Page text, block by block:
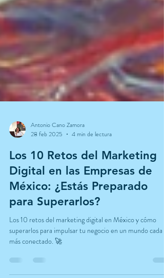
Antonio Cano Zamora
28 feb 2025
4 min de lectura
Los 10 Retos del Marketing
Digital en las Empresas de
México: ¿Estás Preparado
para Superarlos?
Los 10 retos del marketing digital en México y cómo